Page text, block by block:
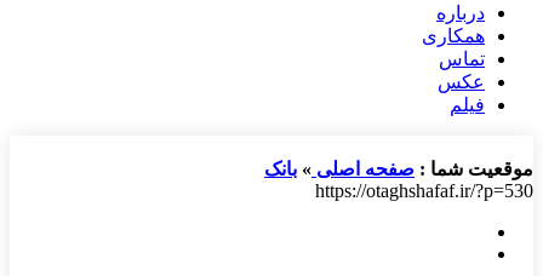
درباره
همکاری
تماس
عکس
فیلم
موقعیت شما : صفحه اصلی » بانک
https://otaghshafaf.ir/?p=530